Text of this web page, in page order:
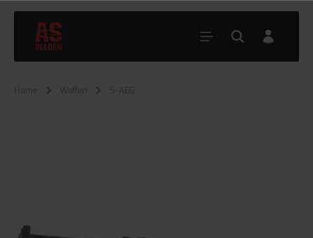
Home Waffen S-AEG